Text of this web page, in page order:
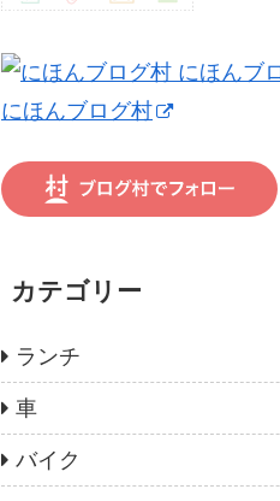
にほんブログ村
カテゴリー
ランチ
車
バイク